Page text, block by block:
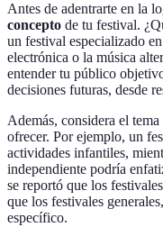
Antes de adentrarte en la
concepto de tu festival.
un festival especializado
electrónica o la música
entender tu público
decisiones futuras, desde
Además, considera el
ofrecer. Por ejemplo, un
actividades infantiles,
independiente podría
se reportó que los
que los festivales
específico.